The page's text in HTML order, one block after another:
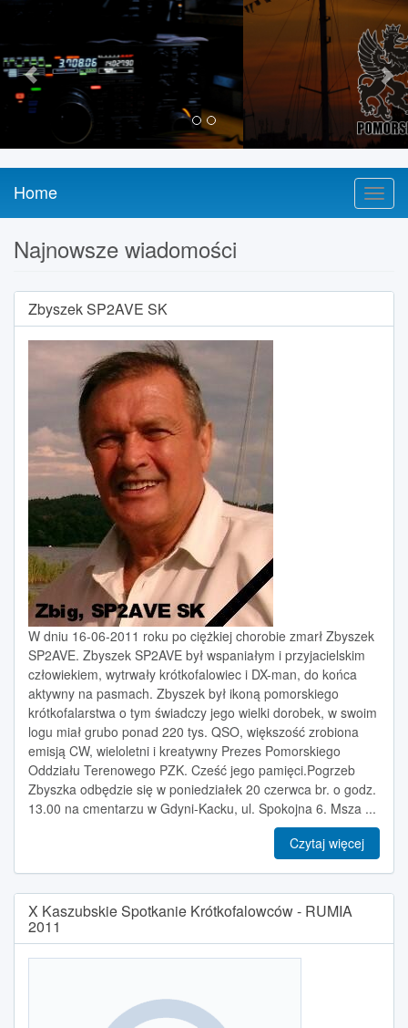
Home
Najnowsze wiadomości
Zbyszek SP2AVE SK
W dniu 16-06-2011 roku po ciężkiej chorobie zmarł Zbyszek
SP2AVE. Zbyszek SP2AVE był wspaniałym i przyjacielskim
człowiekiem, wytrwały krótkofalowiec i DX-man, do końca
aktywny na pasmach. Zbyszek był ikoną pomorskiego
krótkofalarstwa o tym świadczy jego wielki dorobek, w swoim
logu miał grubo ponad 220 tys. QSO, większość zrobiona
emisją CW, wieloletni i kreatywny Prezes Pomorskiego
Oddziału Terenowego PZK. Cześć jego pamięci.Pogrzeb
Zbyszka odbędzie się w poniedziałek 20 czerwca br. o godz.
13.00 na cmentarzu w Gdyni-Kacku, ul. Spokojna 6. Msza ...
Czytaj więcej
X Kaszubskie Spotkanie Krótkofalowców - RUMIA
2011